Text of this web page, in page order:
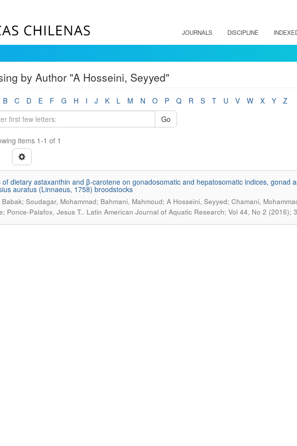
JOURNALS DISCIPLINE
by Author "A Hosseini, Seyyed"
B C D E F G H I J K L M N O P Q R S T U V W X Y
Z
Go
items 1-1 of 1
of dietary astaxanthin and β-carotene on gonadosomatic and hepatosomatic indices, gonad
auratus (Linnaeus, 1758) broodstocks
Babak; Soudagar, Mohammad; Bahmani, Mahmoud; A Hosseini, Seyyed; Chamani,
Ponce-Palafox, Jesus T.. Latin American Journal of Aquatic Research; Vol 44, No 2 (2016);